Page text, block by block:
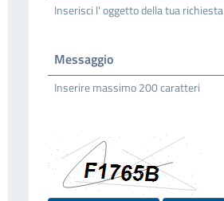
Inserisci l' oggetto della tua richiesta
Messaggio
Inserire massimo 200 caratteri